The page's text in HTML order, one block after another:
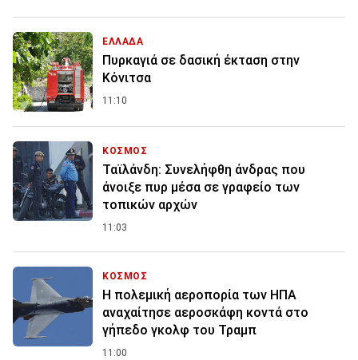
ΕΛΛΑΔΑ
Πυρκαγιά σε δασική έκταση στην
Κόνιτσα
11:10
ΚΟΣΜΟΣ
Ταϊλάνδη: Συνελήφθη άνδρας που
άνοιξε πυρ μέσα σε γραφείο των
τοπικών αρχών
11:03
ΚΟΣΜΟΣ
Η πολεμική αεροπορία των ΗΠΑ
αναχαίτησε αεροσκάφη κοντά στο
γήπεδο γκολφ του Τραμπ
11:00